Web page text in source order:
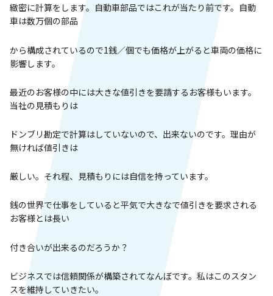
緻密に計算をします。自動車部品ではこれが当たり前です。自動
車は数万個の部品
から構成されているので1銭／個でも価格が上がると車両の価格に
影響します。
最近のお客様の中には大きな値引きを要請するお客様もいます。
当社の見積もりは
ドンブリ勘定で計算はしていないので、出来ないのです。理由が
無ければ値引きは
厳しい。それ程、見積もりには自信を持っています。
銭の世界で仕事をしていると平気で大きなで値引きを要求される
お客様とは長い
付き合いが出来るのだろうか？
ビジネスでは信頼関係が構築されてなんぼです。私はこのスタン
スを維持していきたい。